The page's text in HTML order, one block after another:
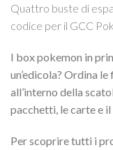
Quattro buste di
codice per il GCC
I box pokemon in
un’edicola? Ordina
all’interno della
pacchetti, le carte e
Per scoprire tutti i